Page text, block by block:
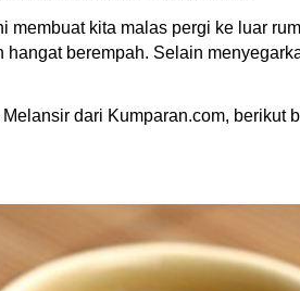
membuat kita malas pergi ke luar
berempah. Selain
dari Kumparan.com,